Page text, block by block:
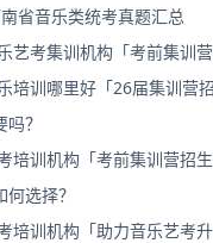
省音乐类统考真题汇总
艺考集训机构「考前集训营
培训哪里好「26届集训营招
？
培训机构「考前集训营招生
选择？
培训机构「助力音乐艺考升